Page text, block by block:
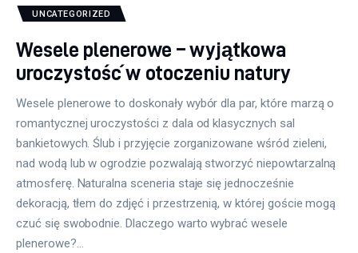
Nowoczesne technologie
Informatyka
Maszyny
Porady
UNCATEGORIZED
Wesele plenerowe – wyjątkowa
uroczystość w otoczeniu natury
Wesele plenerowe to doskonały wybór dla par, które marzą o
romantycznej uroczystości z dala od klasycznych sal
bankietowych. Ślub i przyjęcie zorganizowane wśród zieleni,
nad wodą lub w ogrodzie pozwalają stworzyć niepowtarzalną
atmosferę. Naturalna sceneria staje się jednocześnie
dekoracją, tłem do zdjęć i przestrzenią, w której goście mogą
czuć się swobodnie. Dlaczego warto wybrać wesele
plenerowe?…